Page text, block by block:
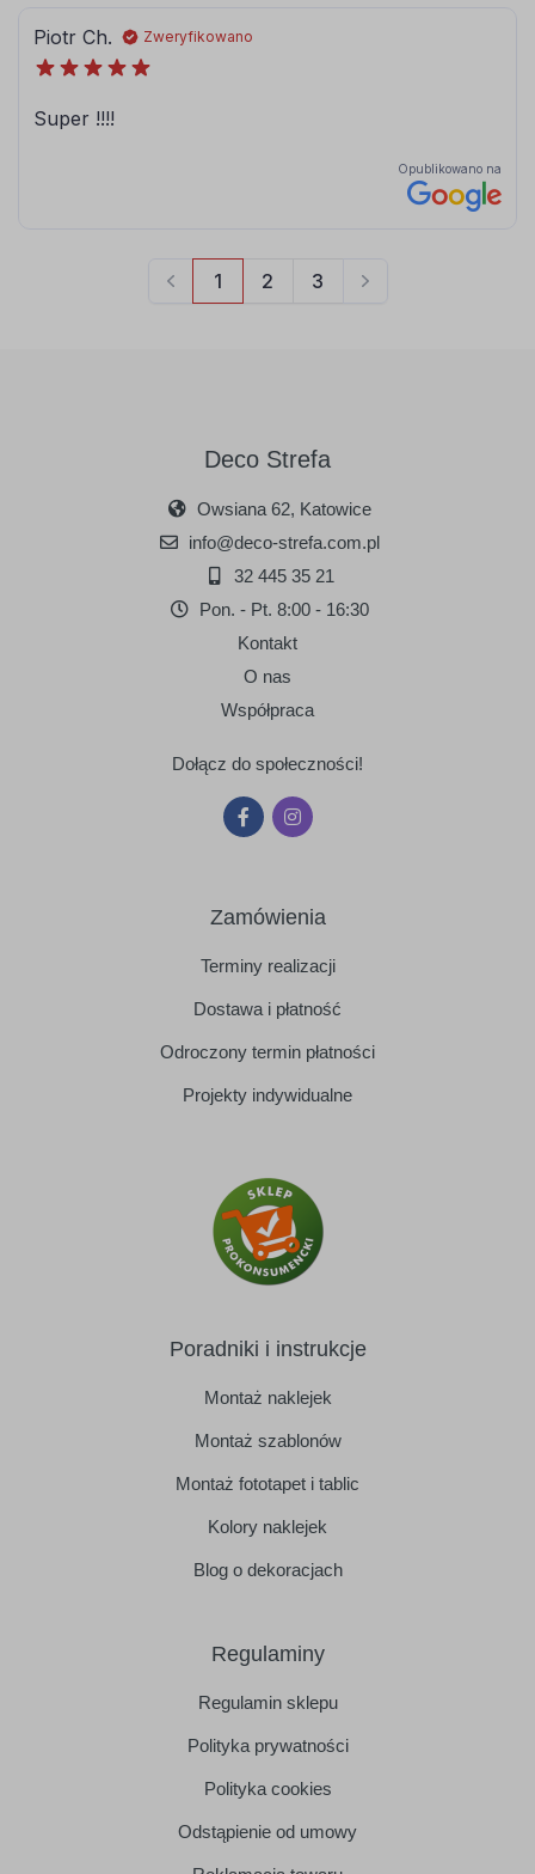
Deco Strefa
Owsiana 62, Katowice
info@deco-strefa.com.pl
32 445 35 21
Pon. - Pt. 8:00 - 16:30
Kontakt
O nas
Współpraca
Dołącz do społeczności!
Zamówienia
Terminy realizacji
Dostawa i płatność
Odroczony termin płatności
Projekty indywidualne
Poradniki i instrukcje
Montaż naklejek
Montaż szablonów
Montaż fototapet i tablic
Kolory naklejek
Blog o dekoracjach
Regulaminy
Regulamin sklepu
Polityka prywatności
Polityka cookies
Odstąpienie od umowy